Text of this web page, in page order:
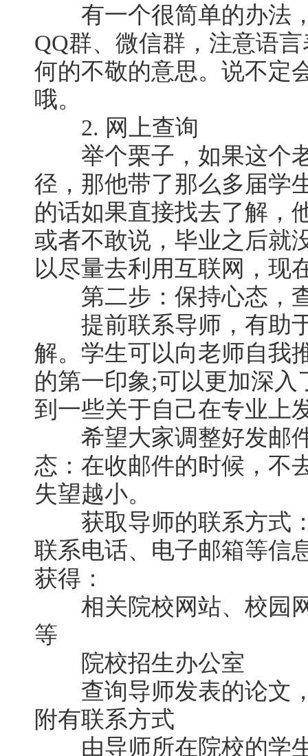
有一个很简单的办法，
QQ群、微信群，注意语
何的不敬的意思。说不定
哦。
2. 网上查询
举个栗子，如果这个老
径，那他带了那么多届学
的话如果直接找去了解，
或者不敢说，毕业之后就
以尽量去利用互联网，现
第二步：保持心态，
提前联系导师，有助
解。学生可以向老师自我
的第一印象;可以更加深
到一些关于自己在专业上
希望大家调整好发邮
态：在收邮件的时候，不
失望越小。
获取导师的联系方式：
联系电话、电子邮箱等信
获得：
相关院校网站、校园网
等
院校招生办公室
查询导师发表的论文，
附有联系方式
由导师所在院校的学